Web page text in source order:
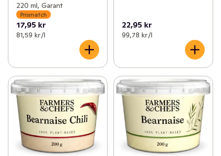
220 ml, Garant
Prismatch
17,95 kr
81,59 kr /l
22,95 kr
99,78 kr /l